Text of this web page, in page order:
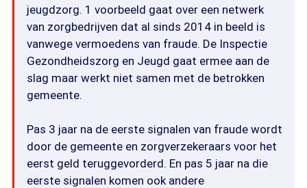
jeugdzorg. 1 voorbeeld gaat over een netwerk
van zorgbedrijven dat al sinds 2014 in beeld is
vanwege vermoedens van fraude. De Inspectie
Gezondheidszorg en Jeugd gaat ermee aan de
slag maar werkt niet samen met de betrokken
gemeente.
Pas 3 jaar na de eerste signalen van fraude wordt
door de gemeente en zorgverzekeraars voor het
eerst geld teruggevorderd. En pas 5 jaar na die
eerste signalen komen ook andere